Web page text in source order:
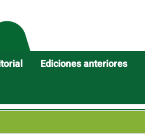
Ediciones anteriores